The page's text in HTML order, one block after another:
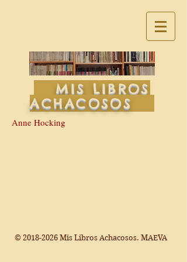
MIS LIBROS
ACHACOSOS
Anne Hocking
© 2018-2026 Mis Libros Achacosos. MAEVA